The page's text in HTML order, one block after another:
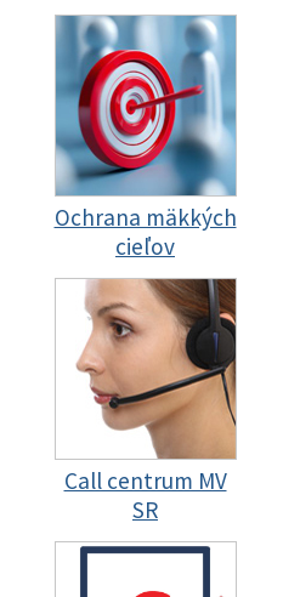
Ochrana mäkkých
cieľov
Call centrum MV
SR